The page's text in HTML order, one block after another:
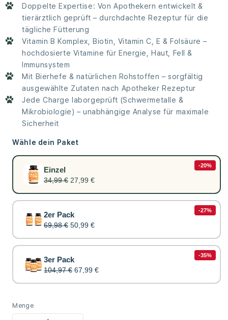
Doppelte Expertise: Von Apothekern entwickelt &
tierärztlich geprüft – durchdachte Rezeptur für die
tägliche Fütterung
Vitamin B Komplex, Biotin, Vitamin C, E & Folsäure –
hochdosierte Vitamine für Energie, Haut, Fell &
Immunsystem
Mit Bierhefe & natürlichen Rohstoffen – sorgfältig
ausgewählte Zutaten nach Apotheker Rezeptur
Jede Charge laborgeprüft (Schwermetalle &
Mikrobiologie) – unabhängige Analyse für maximale
Sicherheit
Wähle dein Paket
Einzel
34,99 € 27,99 €
-20%
2er Pack
69,98 € 50,99 €
-27%
3er Pack
104,97 € 67,99 €
-35%
Menge